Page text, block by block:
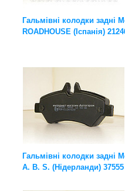
Гальмівні колодки задні
ROADHOUSE (Іспанія)
Гальмівні колодки задні
A. B. S. (Нідерланди) 37555